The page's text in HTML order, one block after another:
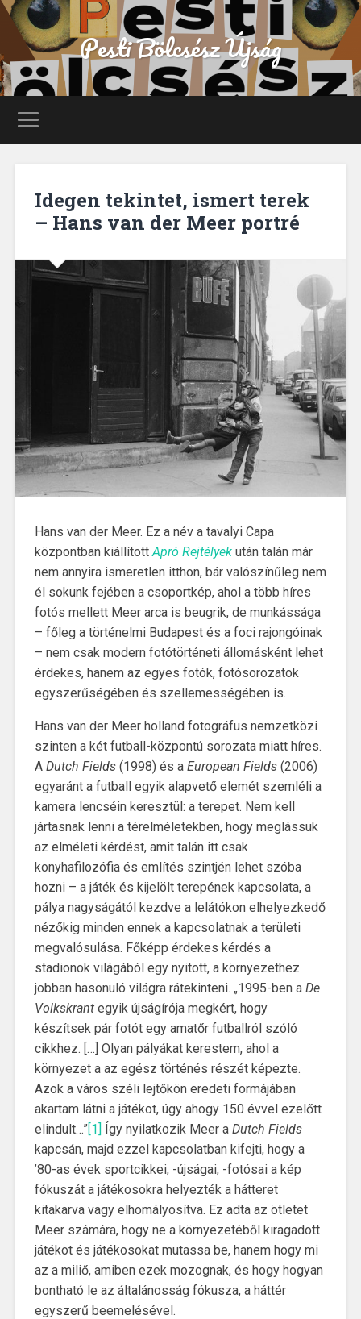
Pesti Bölcsész Újság
Idegen tekintet, ismert terek
– Hans van der Meer portré
Hans van der Meer. Ez a név a tavalyi Capa
központban kiállított Apró Rejtélyekután talán már
nem annyira ismeretlen itthon, bár valószínűleg nem
él sokunk fejében a csoportkép, ahol a több híres
fotós mellett Meer arca is beugrik, de munkássága
– főleg a történelmi Budapest és a foci rajongóinak
– nem csak modern fotótörténeti állomásként lehet
érdekes, hanem az egyes fotók, fotósorozatok
egyszerűségében és szellemességében is.
Hans van der Meer holland fotográfus nemzetközi
szinten a két futball-központú sorozata miatt híres.
A Dutch Fields(1998) és a European Fields(2006)
egyaránt a futball egyik alapvető elemét szemléli a
kamera lencséin keresztül: a terepet. Nem kell
jártasnak lenni a térelméletekben, hogy meglássuk
az elméleti kérdést, amit talán itt csak
konyhafilozófia és említés szintjén lehet szóba
hozni – a játék és kijelölt terepének kapcsolata, a
pálya nagyságától kezdve a lelátókon elhelyezkedő
nézőkig minden ennek a kapcsolatnak a területi
megvalósulása. Főképp érdekes kérdés a
stadionok világából egy nyitott, a környezethez
jobban hasonuló világra rátekinteni. „1995-ben a De
Volkskrantegyik újságírója megkért, hogy
készítsek pár fotót egy amatőr futballról szóló
cikkhez. […] Olyan pályákat kerestem, ahol a
környezet a az egész történés részét képezte.
Azok a város széli lejtőkön eredeti formájában
akartam látni a játékot, úgy ahogy 150 évvel ezelőtt
elindult…”[1] Így nyilatkozik Meer a Dutch Fields
kapcsán, majd ezzel kapcsolatban kifejti, hogy a
’80-as évek sportcikkei, -újságai, -fotósai a kép
fókuszát a játékosokra helyezték a hátteret
kitakarva vagy elhomályosítva. Ez adta az ötletet
Meer számára, hogy ne a környezetéből kiragadott
játékot és játékosokat mutassa be, hanem hogy mi
az a miliő, amiben ezek mozognak, és hogy hogyan
bontható le az általánosság fókusza, a háttér
egyszerű beemelésével.